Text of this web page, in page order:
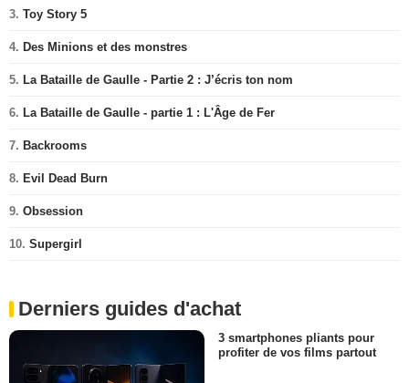
3. Toy Story 5
4. Des Minions et des monstres
5. La Bataille de Gaulle - Partie 2 : J’écris ton nom
6. La Bataille de Gaulle - partie 1 : L'Âge de Fer
7. Backrooms
8. Evil Dead Burn
9. Obsession
10. Supergirl
Derniers guides d'achat
3 smartphones pliants pour
profiter de vos films partout